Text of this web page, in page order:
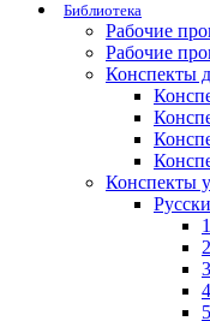
Библиотека
Рабочие
Рабочие
Конспекты
Конспекты